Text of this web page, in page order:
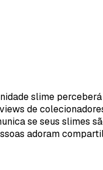
slime
de
se seus slimes
adoram